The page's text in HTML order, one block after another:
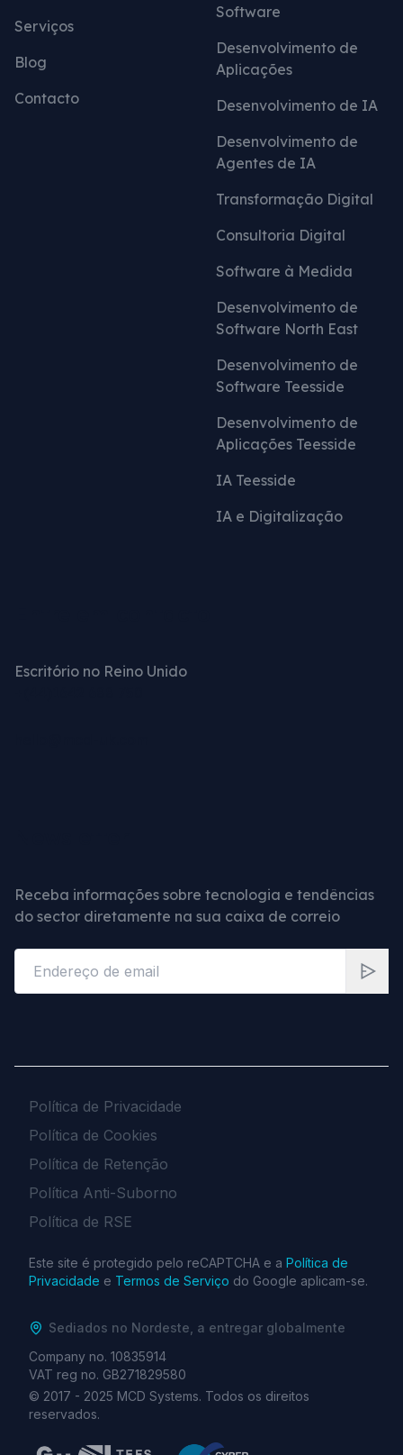
Serviços
Blog
Contacto
Software
Desenvolvimento de
Aplicações
Desenvolvimento de IA
Desenvolvimento de
Agentes de IA
Transformação Digital
Consultoria Digital
Software à Medida
Desenvolvimento de
Software North East
Desenvolvimento de
Software Teesside
Desenvolvimento de
Aplicações Teesside
IA Teesside
IA e Digitalização
Escritório no Reino Unido
Receba informações sobre tecnologia e tendências
do sector diretamente na sua caixa de correio
Política de Privacidade
Política de Cookies
Política de Retenção
Política Anti-Suborno
Política de RSE
Este site é protegido pelo reCAPTCHA e a Política de
Privacidade e Termos de Serviço do Google aplicam-se.
Sediados no Nordeste, a entregar globalmente
Company no. 10835914
VAT reg no. GB271829580
© 2017 - 2025 MCD Systems. Todos os direitos
reservados.